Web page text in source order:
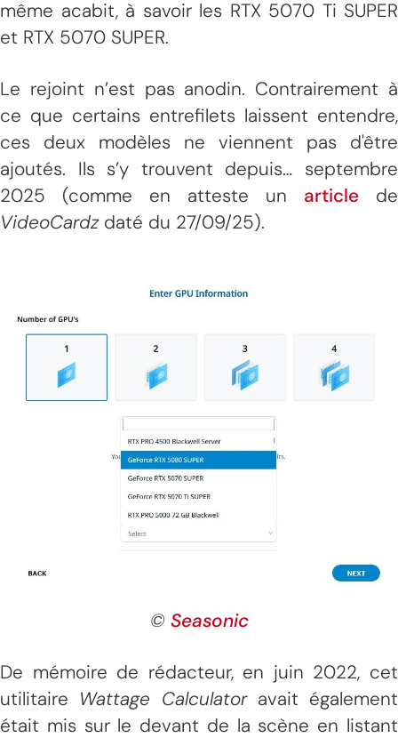
même acabit, à savoir les RTX 5070 Ti SUPER
et RTX 5070 SUPER.
Le rejoint n’est pas anodin. Contrairement à
ce que certains entrefilets laissent entendre,
ces deux modèles ne viennent pas d'être
ajoutés. Ils s’y trouvent depuis… septembre
2025 (comme en atteste un article de
VideoCardzdaté du 27/09/25).
© Seasonic
De mémoire de rédacteur, en juin 2022, cet
utilitaire Wattage Calculatoravait également
était mis sur le devant de la scène en listant